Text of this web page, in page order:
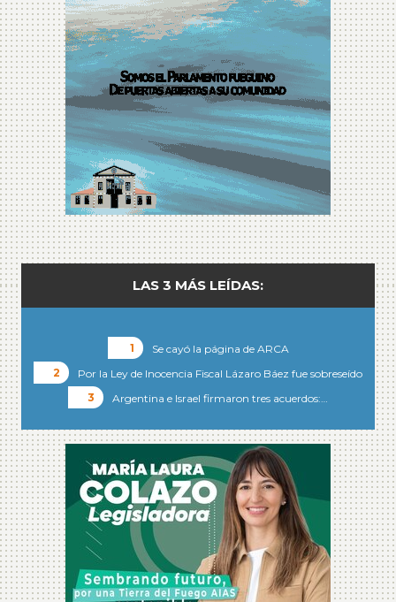
LAS 3 MÁS LEÍDAS:
Se cayó la página de ARCA
Por la Ley de Inocencia Fiscal Lázaro Báez fue sobreseído
Argentina e Israel firmaron tres acuerdos:…